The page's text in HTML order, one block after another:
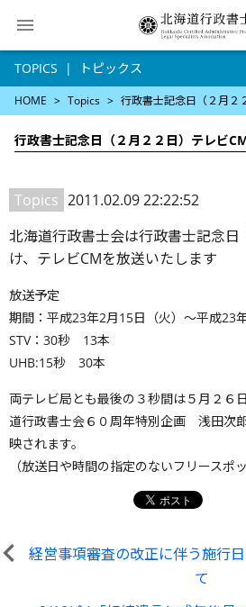
TOPICS トピックス
HOME Topics 行政書士記念日（２月２
行政書士記念日（２月２２日）テレビ
Topics 2011.02.09 22:22:52
北海道行政書士会は行政書士記念日
け、テレビCMを放送いたします
放送予定
期間：平成23年2月15日（火）〜平成23
STV：30秒 13本
UHB:15秒 30本
両テレビ局とも最後の３秒間は５月２６
道行政書士会６０周年特別企画 浅田次
映されます。
（放送日や時間の指定のないフリースポ
経営事項審査の改正に伴う施行
て